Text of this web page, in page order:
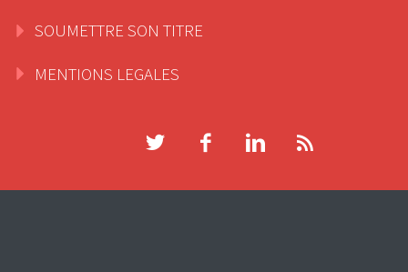
SOUMETTRE SON TITRE
MENTIONS LEGALES